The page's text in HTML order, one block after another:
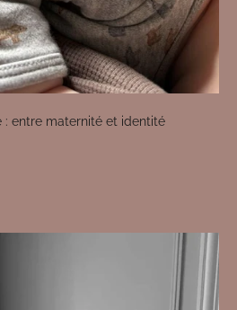
: entre maternité et identité